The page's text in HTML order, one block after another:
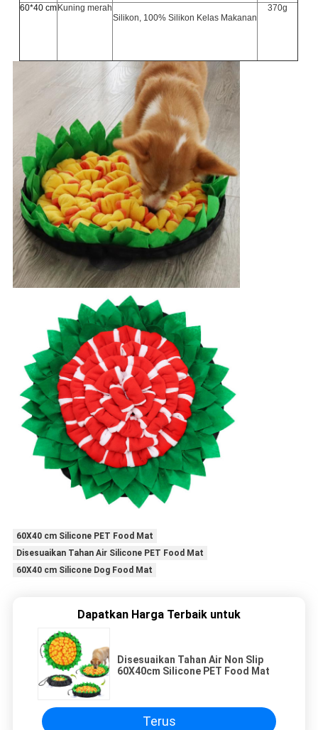
60*40 cm Kuning merah
Silikon, 100% Silikon Kelas Makanan
370g
60X40 cm Silicone PET Food Mat
Disesuaikan Tahan Air Silicone PET Food Mat
60X40 cm Silicone Dog Food Mat
Dapatkan Harga Terbaik untuk
Disesuaikan Tahan Air Non Slip
60X40cm Silicone PET Food Mat
Terus